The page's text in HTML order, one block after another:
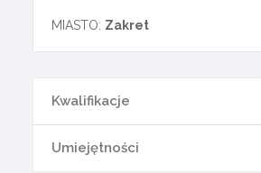
MIASTO: Zakret
Kwalifikacje
Umiejętności